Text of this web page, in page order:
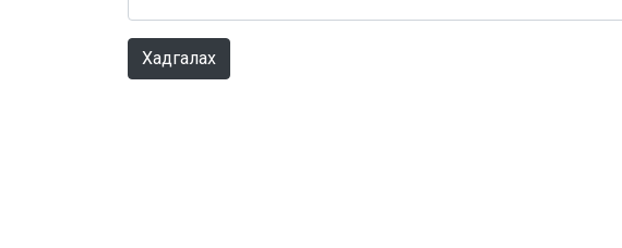
Хадгалах